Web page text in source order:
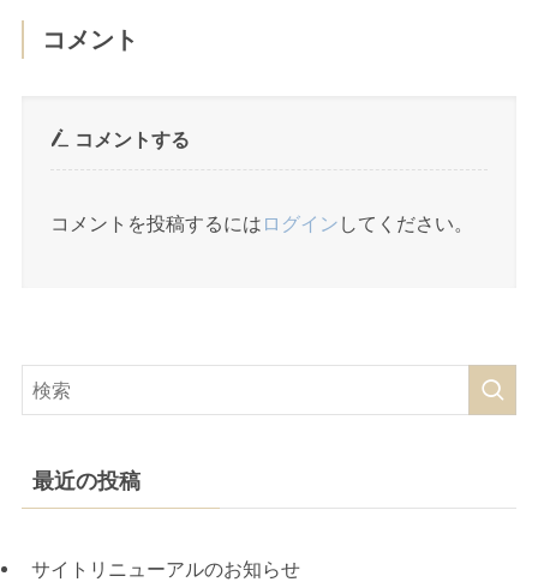
コメント
コメントする
コメントを投稿するには ログイン してください。
最近の投稿
サイトリニューアルのお知らせ